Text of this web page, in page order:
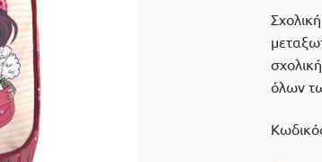
was:
τιμή
είναι:
όλων